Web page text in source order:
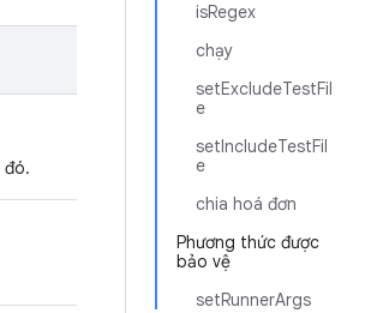
isRegex
chạy
setExcludeTestFil
e
setIncludeTestFil
e
chia hoá đơn
Phương thức được
bảo vệ
setRunnerArgs
đó.